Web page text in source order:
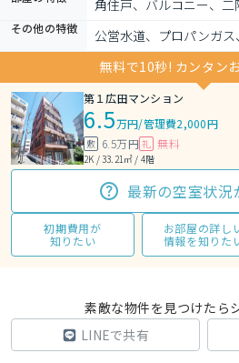
角住戸、バルコニー、二
その他の特徴
公営水道、プロパンガ
無料で10秒! カンタン
第１広田マンション
6.5万円/管理費2,000円
敷 6.5万円 礼 無料
2K / 33.21㎡ / 4階
最新の空室状況
初期費用が
知りたい
お部屋の詳し
情報を知りた
素敵な物件を見つけたら
LINEで共有